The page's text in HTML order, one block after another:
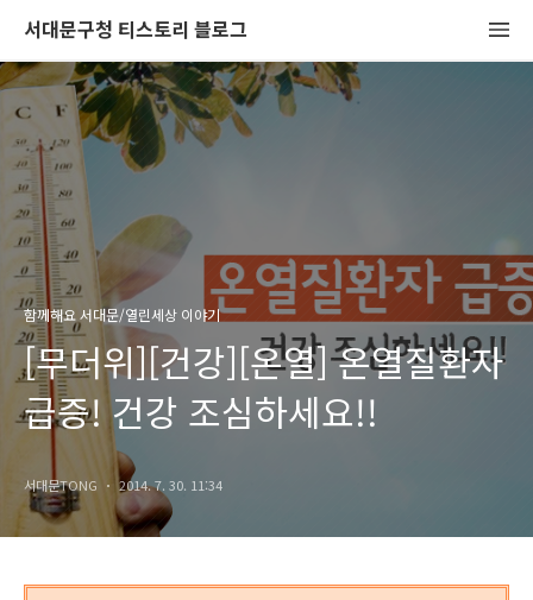
서대문구청 티스토리 블로그
함께해요 서대문/열린세상 이야기
[무더위][건강][온열] 온열질환자
급증! 건강 조심하세요!!
서대문TONG 2014. 7. 30. 11:34